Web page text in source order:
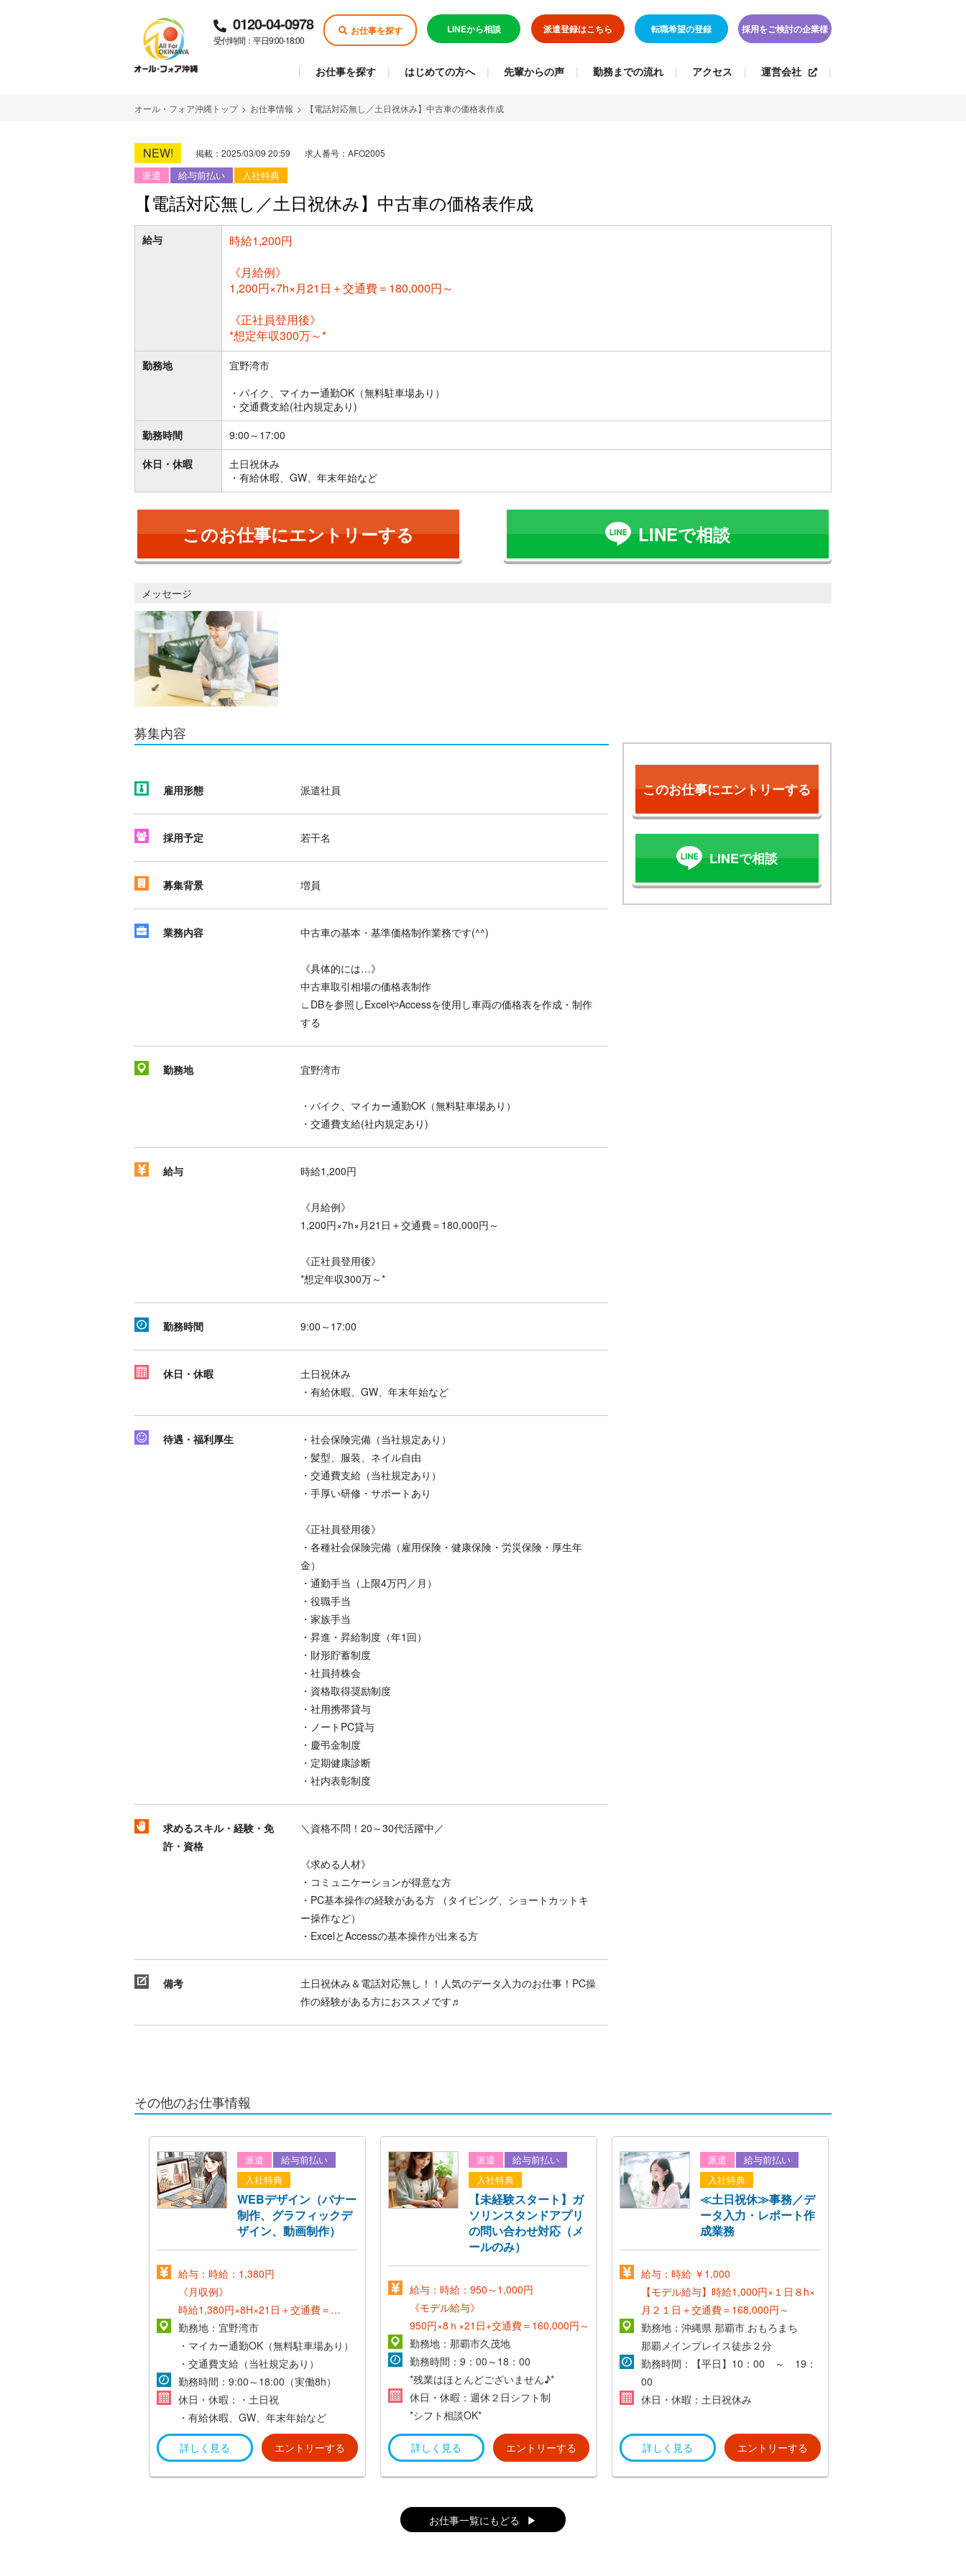
0120-04-0978
受付時間：平日9:00-18:00
お仕事を探す LINEから相談 派遣登録はこちら 転職希望の登録 採用をご検討の企業様
お仕事を探す はじめての方へ 先輩からの声 勤務までの流れ アクセス 運営会社
オール・フォア沖縄トップ > お仕事情報 > 【電話対応無し／土日祝休み】中古車の価格表作成
NEW! 掲載：2025/03/09 20:59 求人番号：AFO2005
派遣 給与前払い 入社特典
【電話対応無し／土日祝休み】中古車の価格表作成
給与
時給1,200円
《月給例》
1,200円×7h×月21日＋交通費＝180,000円～
《正社員登用後》
*想定年収300万～*
勤務地
宜野湾市
・バイク、マイカー通勤OK（無料駐車場あり）
・交通費支給(社内規定あり)
勤務時間
9:00～17:00
休日・休暇
土日祝休み
・有給休暇、GW、年末年始など
このお仕事にエントリーする LINEで相談
メッセージ
募集内容
雇用形態 派遣社員
採用予定 若干名
募集背景 増員
業務内容 中古車の基本・基準価格制作業務です(^^)
《具体的には…》
中古車取引相場の価格表制作
∟DBを参照しExcelやAccessを使用し車両の価格表を作成・制作
する
勤務地 宜野湾市
・バイク、マイカー通勤OK（無料駐車場あり）
・交通費支給(社内規定あり)
給与 時給1,200円
《月給例》
1,200円×7h×月21日＋交通費＝180,000円～
《正社員登用後》
*想定年収300万～*
勤務時間 9:00～17:00
休日・休暇
土日祝休み
・有給休暇、GW、年末年始など
待遇・福利厚生
・社会保険完備（当社規定あり）
・髪型、服装、ネイル自由
・交通費支給（当社規定あり）
・手厚い研修・サポートあり
《正社員登用後》
・各種社会保険完備（雇用保険・健康保険・労災保険・厚生年
金）
・通勤手当（上限4万円／月）
・役職手当
・家族手当
・昇進・昇給制度（年1回）
・財形貯蓄制度
・社員持株会
・資格取得奨励制度
・社用携帯貸与
・ノートPC貸与
・慶弔金制度
・定期健康診断
・社内表彰制度
求めるスキル・経験・免
許・資格
＼資格不問！20～30代活躍中／
《求める人材》
・コミュニケーションが得意な方
・PC基本操作の経験がある方 （タイピング、ショートカットキ
ー操作など）
・ExcelとAccessの基本操作が出来る方
備考
土日祝休み＆電話対応無し！！人気のデータ入力のお仕事！PC操
作の経験がある方におススメです♬
このお仕事にエントリーする
LINEで相談
その他のお仕事情報
派遣
給与前払い
入社特典
WEBデザイン（バナー
制作、グラフィックデ
ザイン、動画制作）
給与：時給：1,380円
《月収例》
時給1,380円×8H×21日＋交通費＝
232,000円～
勤務地：宜野湾市
・マイカー通勤OK（無料駐車場あり）
・交通費支給（当社規定あり）
勤務時間：9:00～18:00（実働8h）
休日・休暇：・土日祝
・有給休暇、GW、年末年始など
詳しく見る エントリーする
派遣
給与前払い
入社特典
【未経験スタート】ガ
ソリンスタンドアプリ
の問い合わせ対応（メ
ールのみ）
給与：時給：950～1,000円
《モデル給与》
950円×8ｈ×21日+交通費＝160,000円～
勤務地：那覇市久茂地
勤務時間：9：00～18：00
*残業はほとんどございません♪*
休日・休暇：週休２日シフト制
*シフト相談OK*
詳しく見る エントリーする
派遣
給与前払い
入社特典
≪土日祝休≫事務／デ
ータ入力・レポート作
成業務
給与：時給 ￥1,000
【モデル給与】時給1,000円×１日８h×
月２１日＋交通費＝168,000円～
勤務地：沖縄県 那覇市 おもろまち
那覇メインプレイス徒歩２分
勤務時間：【平日】10：00 ～ 19：
00
休日・休暇：土日祝休み
詳しく見る エントリーする
お仕事一覧にもどる